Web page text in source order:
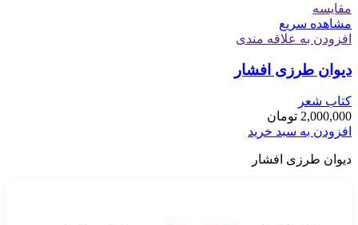
مقایسه
مشاهده سریع
افزودن به علاقه مندی
دیوان طرزی افشار
کتاب شعر
2,000,000 تومان
افزودن به سبد خرید
دیوان طرزی افشار